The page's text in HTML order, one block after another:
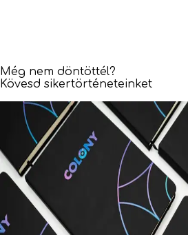
Még nem döntöttél?
Kövesd sikertörténeteinket